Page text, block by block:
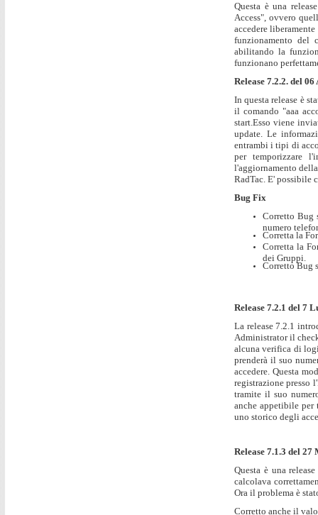
Questa è una
Access", ovvero
accedere
funzionamento del
abilitando la
funzionano
Release 7.2.2. del 06
In questa release è
il comando "aaa
start.Esso viene
update. Le
entrambi i tipi di
per temporizzare
l'aggiornamento
RadTac. E' possibile
Bug Fix
Corretto Bug
numero
Corretta la
Corretta la
dei Gruppi.
Corretto Bug
Release 7.2.1 del 7
La release 7.2.1
Administrator il
alcuna verifica di
prenderà il suo
accedere. Questa
registrazione presso
tramite il suo
anche appetibile per
uno storico degli
Release 7.1.3 del 27
Questa è una
calcolava
Ora il problema è
Corretto anche il